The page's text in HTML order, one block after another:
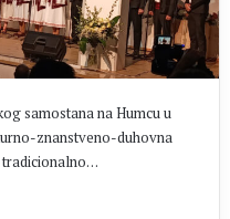
samostana na Humcu u
znanstveno-duhovna
tradicionalno…